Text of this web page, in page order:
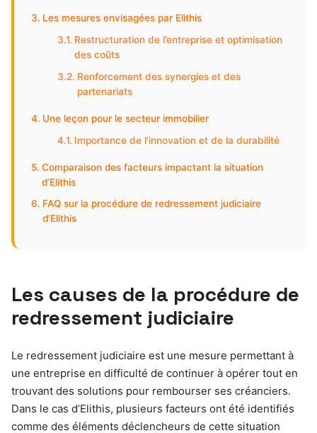
Les mesures envisagées par Elithis
Restructuration de l’entreprise et optimisation
des coûts
Renforcement des synergies et des
partenariats
Une leçon pour le secteur immobilier
Importance de l’innovation et de la durabilité
Comparaison des facteurs impactant la situation
d’Elithis
FAQ sur la procédure de redressement judiciaire
d’Elithis
Les causes de la procédure de
redressement judiciaire
Le redressement judiciaire est une mesure permettant à
une entreprise en difficulté de continuer à opérer tout en
trouvant des solutions pour rembourser ses créanciers.
Dans le cas d’Elithis, plusieurs facteurs ont été identifiés
comme des éléments déclencheurs de cette situation